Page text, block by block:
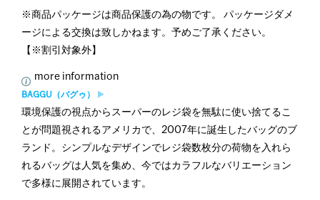
※商品パッケージは商品保護の為の物です。 パッケージダメ
ージによる交換は致しかねます。予めご了承ください。
【※割引対象外】
more information
BAGGU（バグゥ）
環境保護の視点からスーパーのレジ袋を無駄に使い捨てるこ
とが問題視されるアメリカで、2007年に誕生したバッグのブ
ランド。シンプルなデザインでレジ袋数枚分の荷物を入れら
れるバッグは人気を集め、今ではカラフルなバリエーション
で多様に展開されています。